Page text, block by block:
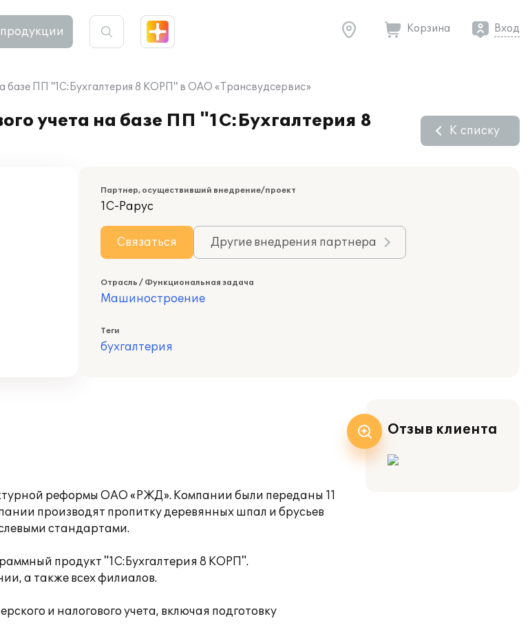
Корзина Вход
базе ПП "1С:Бухгалтерия 8 КОРП" в ОАО «Трансвудсервис»
учета на базе ПП "1С:Бухгалтерия 8
К списку
Партнер, осуществивший внедрение/проект
1С-Рарус
Связаться Другие внедрения партнера
Отрасль / Функциональная задача
Машиностроение
Теги
бухгалтерия
реформы ОАО «РЖД». Компании были переданы 11
производят пропитку деревянных шпал и брусьев
стандартами.
продукт "1С:Бухгалтерия 8 КОРП".
а также всех филиалов.
и налогового учета, включая подготовку
Отзыв клиента